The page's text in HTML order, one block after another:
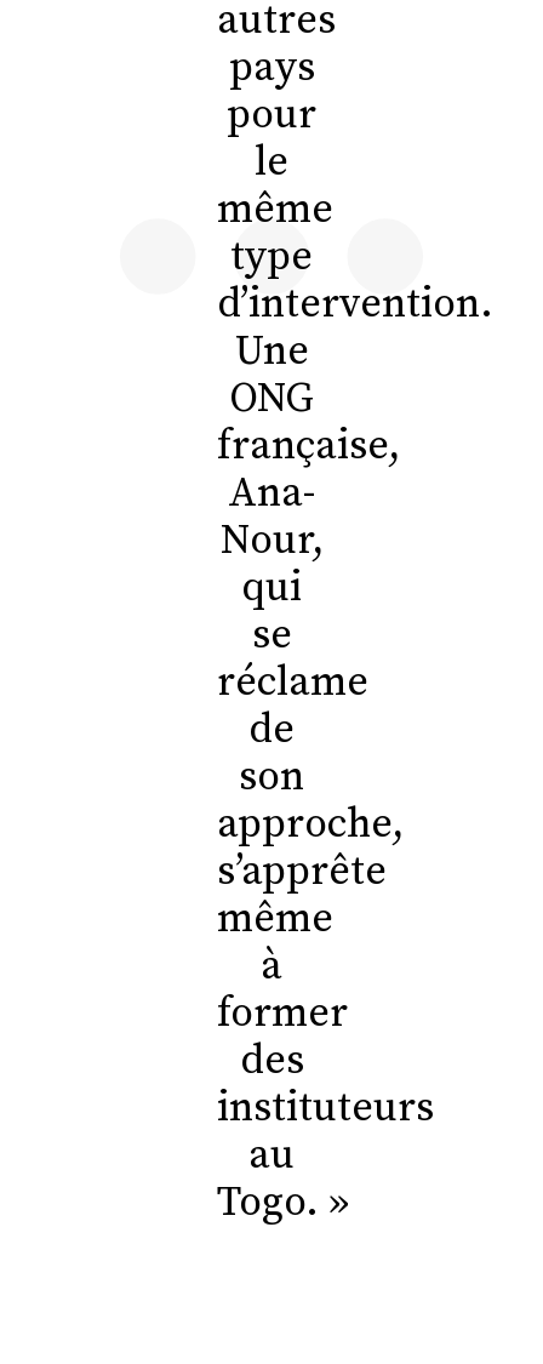
autres
pays
pour
le
même
type
d’intervention.
Une
ONG
française,
Ana-
Nour,
qui
se
réclame
de
son
approche,
s’apprête
même
à
former
des
instituteurs
au
Togo. »